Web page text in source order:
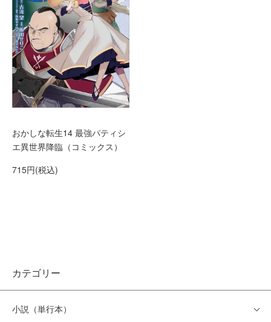
おかしな転生14 最強パティシ
エ異世界降臨（コミックス）
715円(税込)
カテゴリー
小説（単行本）